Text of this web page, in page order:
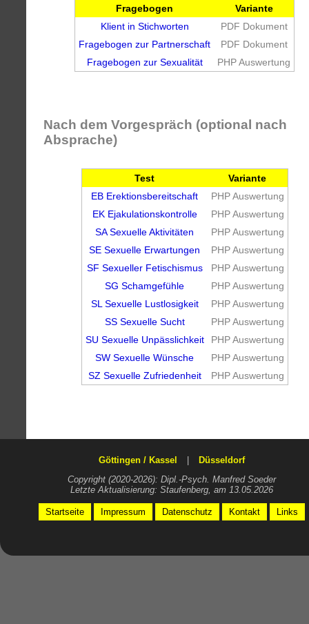
Fragebogen
Variante
Klient in Stichworten
PDF Dokument
Fragebogen zur Partnerschaft
PDF Dokument
Fragebogen zur Sexualität
PHP Auswertung
Nach dem Vorgespräch (optional nach
Absprache)
Test
Variante
EB Erektionsbereitschaft
PHP Auswertung
EK Ejakulationskontrolle
PHP Auswertung
SA Sexuelle Aktivitäten
PHP Auswertung
SE Sexuelle Erwartungen
PHP Auswertung
SF Sexueller Fetischismus
PHP Auswertung
SG Schamgefühle
PHP Auswertung
SL Sexuelle Lustlosigkeit
PHP Auswertung
SS Sexuelle Sucht
PHP Auswertung
SU Sexuelle Unpässlichkeit
PHP Auswertung
SW Sexuelle Wünsche
PHP Auswertung
SZ Sexuelle Zufriedenheit
PHP Auswertung
Göttingen / Kassel
Düsseldorf
Copyright (2020-2026): Dipl.-Psych. Manfred Soeder
Letzte Aktualisierung: Staufenberg, am 13.05.2026
Startseite Impressum Datenschutz Kontakt Links